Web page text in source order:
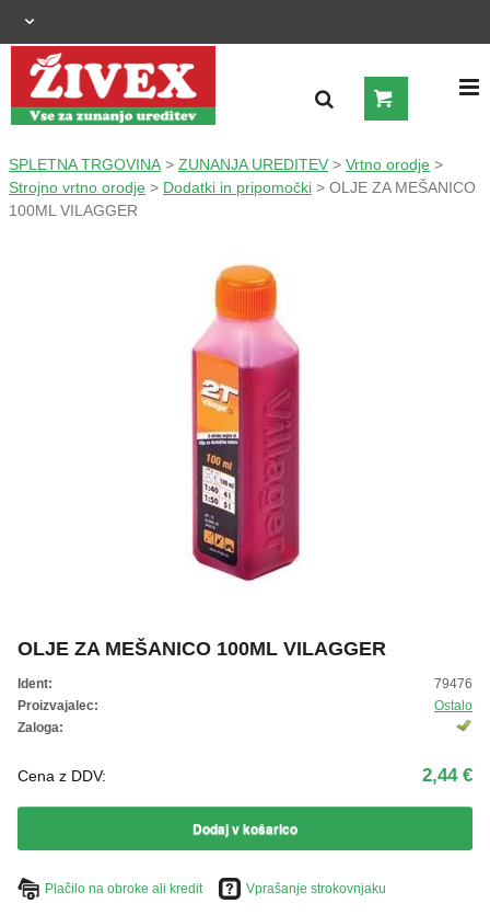
OGRAJNI SISTEMI
ZUNANJA UREDITEV
OGREVANJE IN HLAJENJE
ŽIVKO POMETA - OUTLET
SPLETNA TRGOVINA > ZUNANJA UREDITEV > Vrtno orodje >
Strojno vrtno orodje > Dodatki in pripomočki > OLJE ZA MEŠANICO
100ML VILAGGER
OLJE ZA MEŠANICO 100ML VILAGGER
Ident:
79476
Proizvajalec:
Ostalo
Zaloga:
Cena z DDV: 2,44 €
Dodaj v košarico
Plačilo na obroke ali kredit Vprašanje strokovnjaku